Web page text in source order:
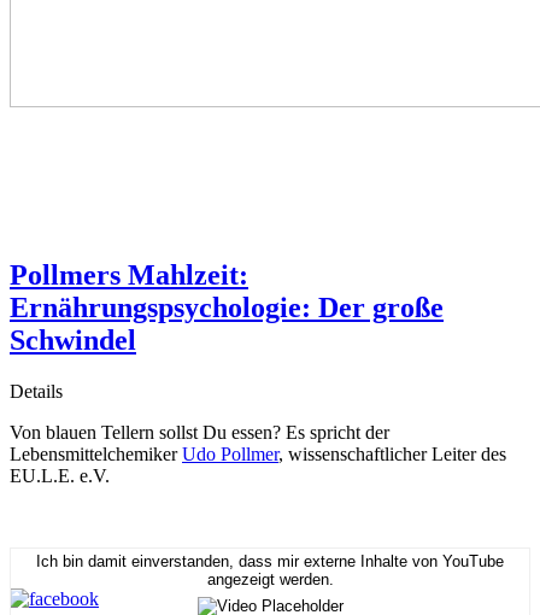
Pollmers Mahlzeit:
Ernährungspsychologie: Der große
Schwindel
Details
Von blauen Tellern sollst Du essen? Es spricht der
LebensmittelchemikerUdo Pollmer, wissenschaftlicher Leiter des
EU.L.E. e.V.
Ich bin damit einverstanden, dass mir externe Inhalte von YouTube
angezeigt werden.